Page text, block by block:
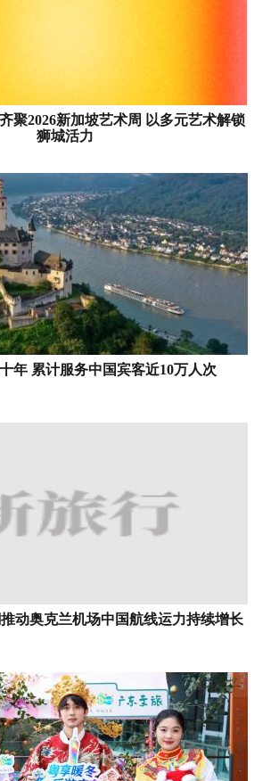
聚2026新加坡艺术周 以多元艺术解锁
狮城活力
年 累计服务中国宾客近10万人次
动奥克兰机场中国航线运力持续增长